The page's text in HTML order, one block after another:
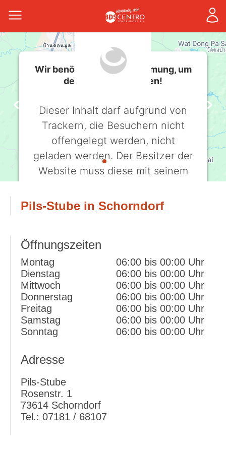
Wir benötigen Ihre Zustimmung, um
den -Service zu laden!
Dieser Inhalt darf aufgrund von
Trackern, die Besuchern nicht
offengelegt werden, nicht
geladen werden. Der Besitzer der
Website muss diese mit seinem
zur Liste der verwendeten
powered by
Usercentrics Consent Management
Platform
Pils-Stube in Schorndorf
Öffnungszeiten
Montag
06:00 bis 00:00 Uhr
Dienstag
06:00 bis 00:00 Uhr
Mittwoch
06:00 bis 00:00 Uhr
Donnerstag
06:00 bis 00:00 Uhr
Freitag
06:00 bis 00:00 Uhr
Samstag
06:00 bis 00:00 Uhr
Sonntag
06:00 bis 00:00 Uhr
Adresse
Pils-Stube
Rosenstr. 1
73614 Schorndorf
Tel.: 07181 / 68107